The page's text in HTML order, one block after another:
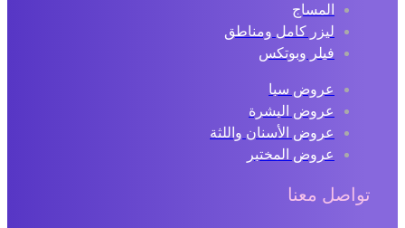
المساج
ليزر كامل ومناطق
فيلر وبوتكس
عروض سبا
عروض البشرة
عروض الأسنان واللثة
عروض المختبر
تواصل معنا